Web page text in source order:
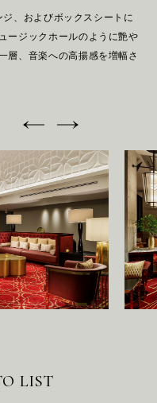
R E
IT
CT
、およびボックスシートに
ージックホールのように艶や
層、音楽への高揚感を増幅さ
LIST